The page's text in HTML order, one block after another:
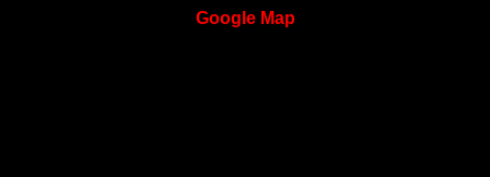
GoogleMap